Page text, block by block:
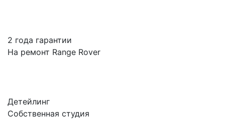
2 года гарантии
На ремонт Range Rover
Детейлинг
Собственная студия